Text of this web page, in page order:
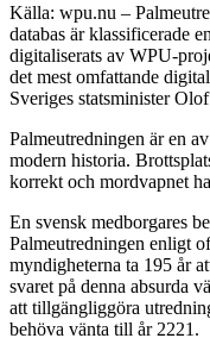
Källa: wpu.nu –
databas är klassificerade
digitaliserats av WPU-
det mest omfattande
Sveriges statsminister
Palmeutredningen är en
modern historia.
korrekt och mordvapnet
En svensk medborgares
Palmeutredningen enligt
myndigheterna ta 195 år
svaret på denna absurda
att tillgängliggöra
behöva vänta till år 2221.